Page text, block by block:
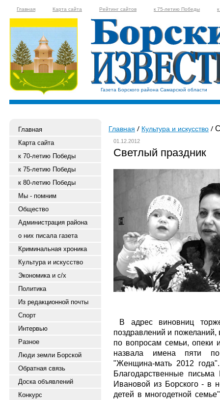
Главная Карта сайта Рейтинг сайтов к 75-летию Победы
Газета Борского района Самарской области
Главная
Карта сайта
к 70-летию Победы
к 75-летию Победы
к 80-летию Победы
Мы - помним
Общество
Администрация района
о них писала газета
Криминальная хроника
Культура и искусство
Экономика и с/х
Политика
Из редакционной почты
Спорт
Интервью
Разное
Люди земли Борской
Обратная связь
Доска объявлений
Конкурс
Главная Культура и искусство
01.12.2012
Светлый праздник
В адрес виновниц
поздравлений и пожеланий,
по вопросам семьи, опеки
назвала имена пяти
"Женщина-мать 2012
Благодарственные
Ивановой из Борского - в
детей в многодетной